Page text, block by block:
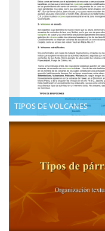
TIPOS DE VOLCANES